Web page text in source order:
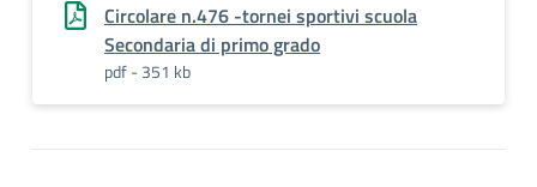
Circolare n.476 -tornei sportivi scuola
Secondaria di primo grado
pdf - 351 kb